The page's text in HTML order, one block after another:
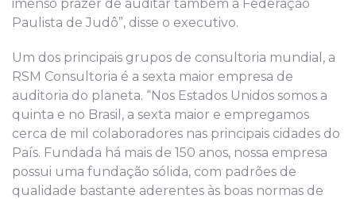
imenso prazer de auditar também a Federação
Paulista de Judô”, disse o executivo.
Um dos principais grupos de consultoria mundial, a
RSM Consultoria é a sexta maior empresa de
auditoria do planeta. “Nos Estados Unidos somos a
quinta e no Brasil, a sexta maior e empregamos
cerca de mil colaboradores nas principais cidades do
País. Fundada há mais de 150 anos, nossa empresa
possui uma fundação sólida, com padrões de
qualidade bastante aderentes às boas normas de